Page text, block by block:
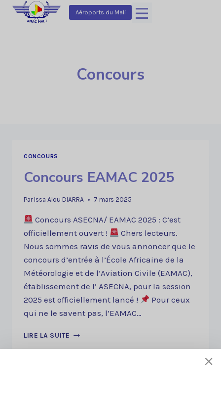
Aller
Aéroports du Mali
Concours
CONCOURS
Concours EAMAC 2025
Par Issa Alou DIARRA 7 mars 2025
Concours ASECNA/ EAMAC 2025 : C’est
officiellement ouvert !
Chers lecteurs.
Nous sommes ravis de vous annoncer que le
concours d’entrée à l’École Africaine de la
Météorologie et de l’Aviation Civile (EAMAC),
établissement de l’ ASECNA, pour la session
2025 est officiellement lancé !
Pour ceux
qui ne le savent pas, l’EAMAC…
LIRE LA SUITE CONCOURS